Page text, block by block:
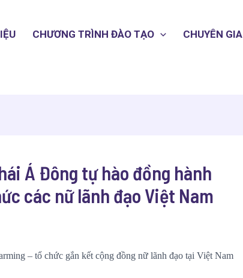
CHƯƠNG TRÌNH ĐÀO TẠO CHUYÊN GIA
Á Đông tự hào đồng hành
các nữ lãnh đạo Việt Nam
– tổ chức gắn kết cộng đồng nữ lãnh đạo tại Việt Nam